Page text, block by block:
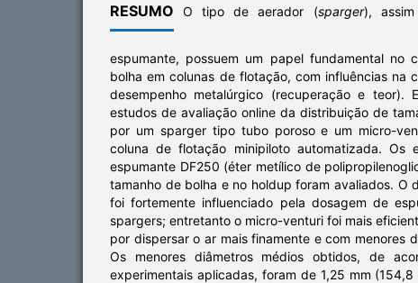
RESUMO O tipo de aerador (sparger),
espumante, possuem um papel fundamental no
bolha em colunas de flotação, com influências na
desempenho metalúrgico (recuperação e teor).
estudos de avaliação online da distribuição de
por um sparger tipo tubo poroso e um micro-
coluna de flotação minipiloto automatizada. Os
espumante DF250 (éter metílico de
tamanho de bolha e no holdup foram avaliados. O
foi fortemente influenciado pela dosagem de
spargers; entretanto o micro-venturi foi mais
por dispersar o ar mais finamente e com menores
Os menores diâmetros médios obtidos, de
experimentais aplicadas, foram de 1,25 mm